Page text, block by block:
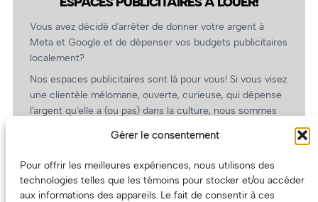
Gérer le consentement
Pour offrir les meilleures expériences, nous utilisons des
technologies telles que les témoins pour stocker et/ou accéder
aux informations des appareils. Le fait de consentir à ces
Vous avez décidé d’arrêter de donner votre argent à
Meta et Google et de dépenser vos budgets publicitaires
localement?
Nos espaces publicitaires sont là pour vous! Si vous visez
une clientèle mélomane, ouverte, curieuse, qui dépense
l’argent qu’elle a (ou pas) dans la culture, nous sommes
revient.
(Oui, on va avoir des tarifs spéciaux pour vous, les